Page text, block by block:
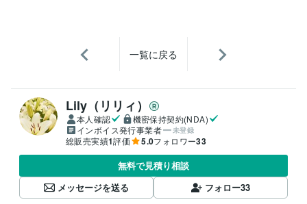
一覧に戻る
Lily（リリィ）
本人確認
機密保持契約(NDA)
インボイス発行事業者
未登録
総販売実績1評価 5.0フォロワー33
無料で見積り相談
メッセージを送る
フォロー33